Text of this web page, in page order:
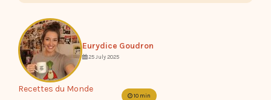
Eurydice Goudron
25 July 2025
10 min
Recettes du Monde